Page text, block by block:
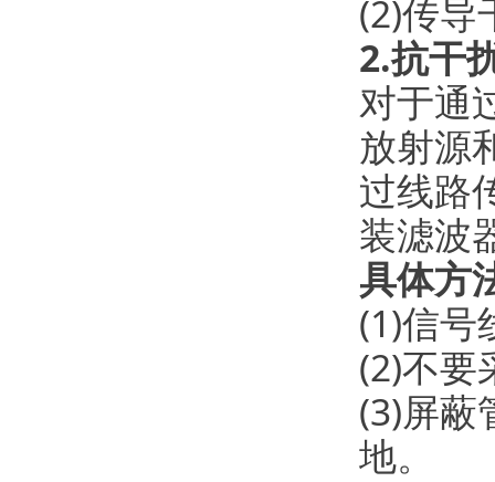
(2)传导
2.抗干
对于通
放射源
过线路
装滤波
具体方
(1)信号
(2)不要
(3)屏蔽
地。